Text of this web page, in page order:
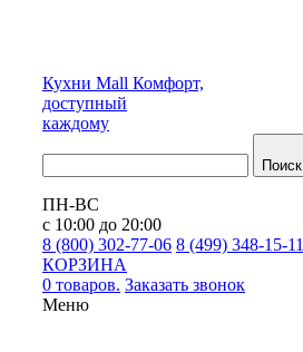
Кухни Mall Комфорт,
доступный
каждому
Поиск
ПН-ВС
с 10:00 до 20:00
8 (800) 302-77-06 8 (499) 348-15-11
КОРЗИНА
0 товаров. Заказать звонок
Меню